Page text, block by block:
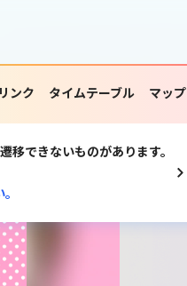
ンク タイムテーブル マップ
できないものがあります。